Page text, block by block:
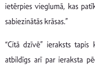
ietērpies vieglumā, kas
sabiezinātās krāsas.”
“Citā dzīvē” ieraksts
atbildīgs arī par ieraksta